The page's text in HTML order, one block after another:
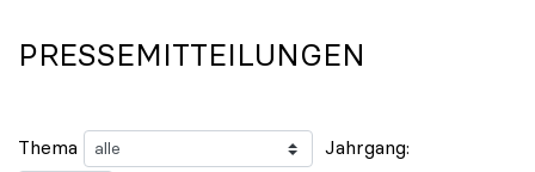
PRESSEMITTEILUNGEN
Thema Jahrgang: